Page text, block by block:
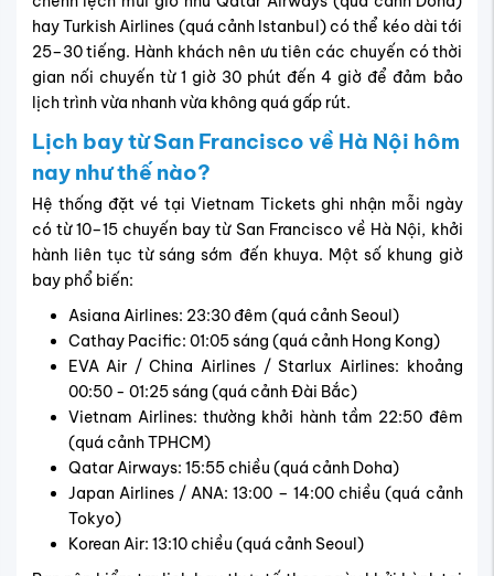
hay Turkish Airlines (quá cảnh Istanbul) có thể kéo dài tới
25–30 tiếng. Hành khách nên ưu tiên các chuyến có thời
gian nối chuyến từ 1 giờ 30 phút đến 4 giờ để đảm bảo
lịch trình vừa nhanh vừa không quá gấp rút.
Lịch bay từ San Francisco về Hà Nội hôm
nay như thế nào?
Hệ thống đặt vé tại Vietnam Tickets ghi nhận mỗi ngày
có từ 10–15 chuyến bay từ San Francisco về Hà Nội, khởi
hành liên tục từ sáng sớm đến khuya. Một số khung giờ
bay phổ biến:
Asiana Airlines: 23:30 đêm (quá cảnh Seoul)
Cathay Pacific: 01:05 sáng (quá cảnh Hong Kong)
EVA Air / China Airlines / Starlux Airlines: khoảng
00:50 - 01:25 sáng (quá cảnh Đài Bắc)
Vietnam Airlines: thường khởi hành tầm 22:50 đêm
(quá cảnh TPHCM)
Qatar Airways: 15:55 chiều (quá cảnh Doha)
Japan Airlines / ANA: 13:00 – 14:00 chiều (quá cảnh
Tokyo)
Korean Air: 13:10 chiều (quá cảnh Seoul)